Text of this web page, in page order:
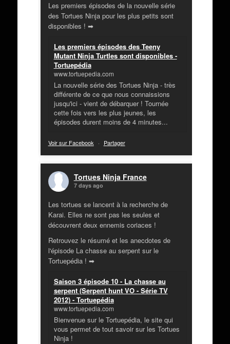
Les premiers épisodes de la nouvelle série
des Tortues Ninja pour les plus petits sont
disponibles ! ➡
Les premiers épisodes des Teeny
Mutant Ninja Turtles sont disponibles -
Tortuepédia
www.tortuepedia.com
La nouvelle série des Tortues Ninja - très
différente de ce que nous connaissions
jusqu'ici - vient de débarquer ! Tournée
cette fois vers les plus jeunes, les
épisodes durent moins de 4 minutes...
Voir sur Facebook · Partager
Tortues Ninja France
7 days ago
Les tortues se lancent à la recherche de
Karai. Elles ne sont pas les seules et
découvrent deux ennemis coriaces !
Retrouvez le résumé et les anecdotes de
l'épisode La chasse au serpent sur le
Tortuepédia ! ➡
Saison 3 épisode 10 - La chasse au
serpent (Serpent hunt VO - Série TV
2012) - Tortuepédia
www.tortuepedia.com
Bienvenue sur le Tortuepédia, le site qui
vous permet de tout savoir sur les Tortues
Ninja !